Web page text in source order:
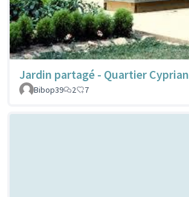
Jardin partagé - Quartier Cyprian
Bibop39
2 7